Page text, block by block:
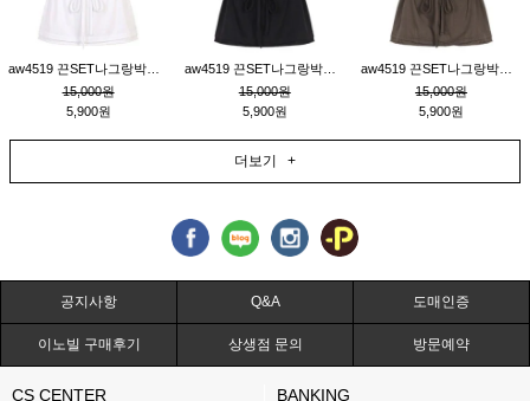
15,000원
5,900원
15,000원
5,900원
15,000원
5,900원
더보기 +
공지사항 Q&A 도매인증
이노빌 구매후기 상생점 문의 방문예약
CS CENTER BANKING